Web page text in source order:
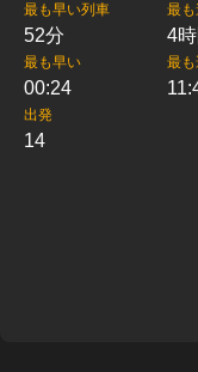
最も早い列車
52分
最
4
最も早い
00:24
最
出発
14